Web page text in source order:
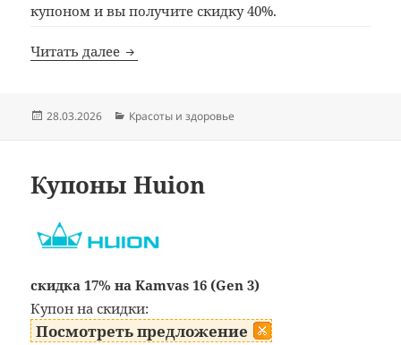
купоном и вы получите скидку 40%.
Читать далее Промокод GlassesShop
Опубликовано
28.03.2026 Рубрики
Красоты и здоровье
Купоны Huion
скидка 17% на Kamvas 16 (Gen 3)
Купон на скидки:
Посмотреть предложение